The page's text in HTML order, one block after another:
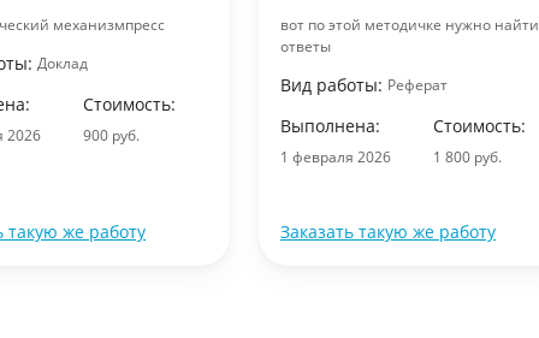
механизмпресс
Доклад
2026
Стоимость:
900 руб.
такую же работу
вот по этой методичке нужно найти
ответы
Вид работы: Реферат
Выполнена:
1 февраля 2026
Стоимость:
1 800 руб.
Заказать такую же работу